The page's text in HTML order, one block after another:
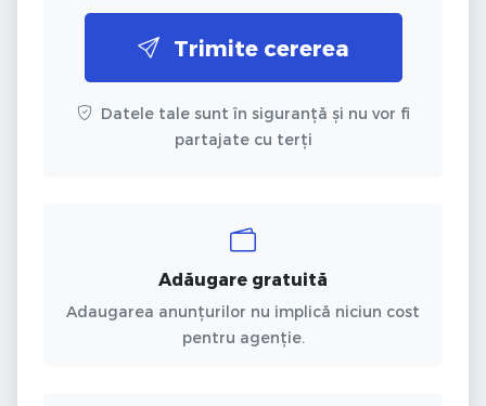
Trimite cererea
Datele tale sunt în siguranță și nu vor fi
partajate cu terți
Adăugare gratuită
Adaugarea anunțurilor nu implică niciun cost
pentru agenție.